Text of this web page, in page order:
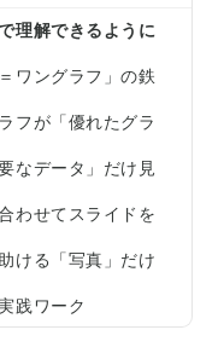
理解できるように
ワングラフ」の鉄
フが「優れたグラ
なデータ」だけ見
わせてスライドを
ける「写真」だけ
践ワーク